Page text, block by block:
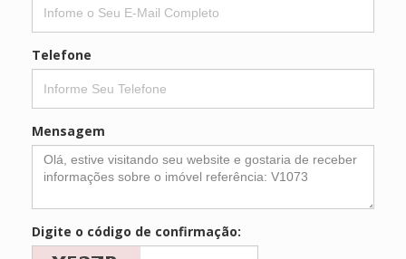
Telefone
Mensagem
Digite o código de confirmação: